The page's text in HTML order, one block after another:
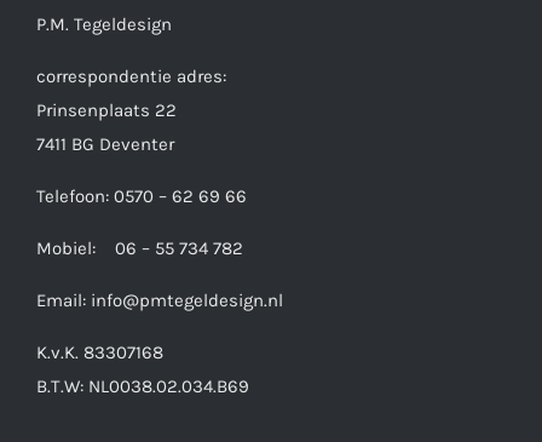
P.M. Tegeldesign
correspondentie adres:
Prinsenplaats 22
7411 BG Deventer
Telefoon: 0570 – 62 69 66
Mobiel: 06 – 55 734 782
Email: info@pmtegeldesign.nl
K.v.K. 83307168
B.T.W: NL0038.02.034.B69